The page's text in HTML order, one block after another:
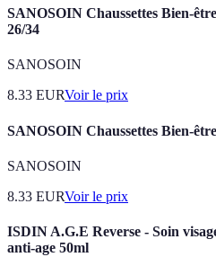
SANOSOIN Chaussettes Bien-
26/34
SANOSOIN
8.33 EURVoir le prix
SANOSOIN Chaussettes Bien-
SANOSOIN
8.33 EURVoir le prix
ISDIN A.G.E Reverse - Soin
anti-age 50ml